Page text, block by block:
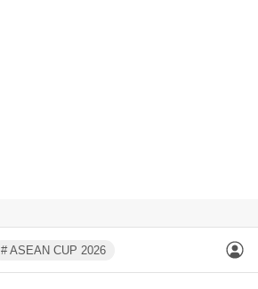
# ASEAN CUP 2026